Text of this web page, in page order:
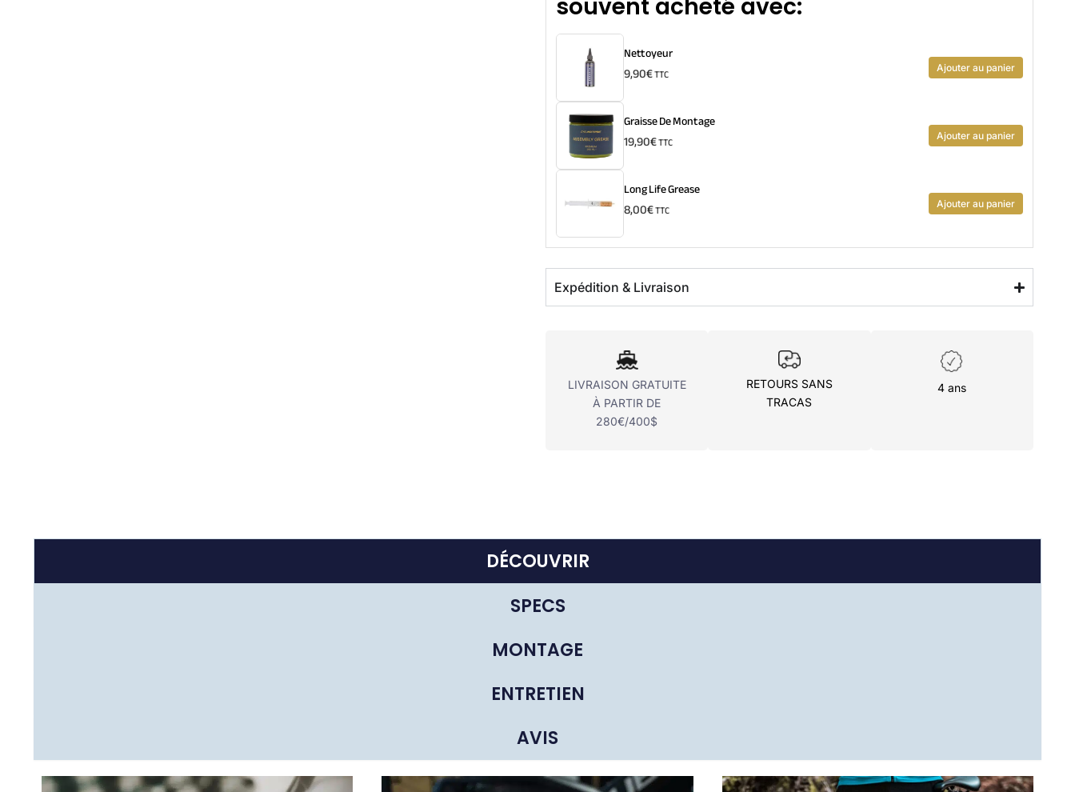
souvent acheté avec:
Nettoyeur
9,90€TTC Ajouter au panier
Graisse De Montage
19,90€TTC Ajouter au panier
Long Life Grease
8,00€TTC Ajouter au panier
Expédition & Livraison
LIVRAISON GRATUITE
À PARTIR DE
280€/400$
RETOURS SANS
TRACAS
4 ans
DÉCOUVRIR
SPECS
MONTAGE
ENTRETIEN
AVIS